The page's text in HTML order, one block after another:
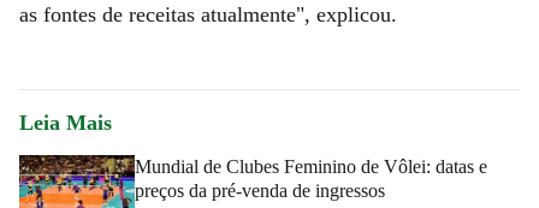
as fontes de receitas atualmente", explicou.
Leia Mais
Mundial de Clubes Feminino de Vôlei: datas e
preços da pré-venda de ingressos